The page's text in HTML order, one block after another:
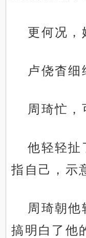
更何况，
卢侥杳细
周琦忙，
他轻轻扯
指自己，示
周琦朝他
搞明白了他